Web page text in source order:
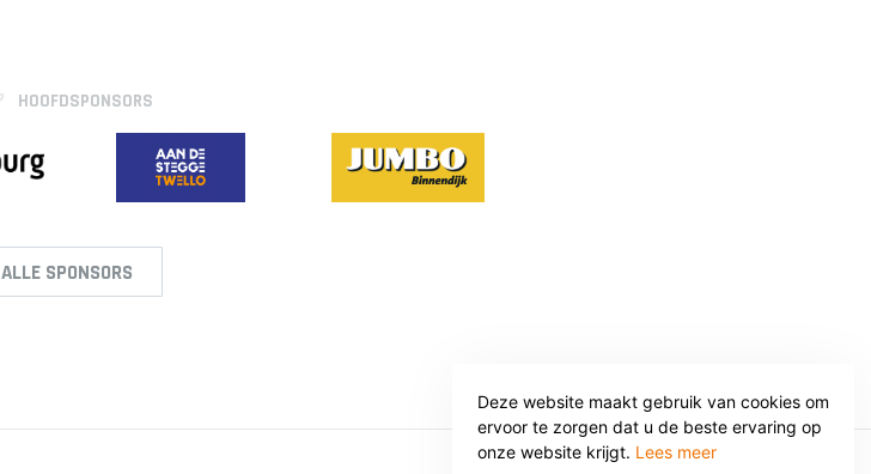
Deze website maakt gebruik van cookies om
ervoor te zorgen dat u de beste ervaring op
onze website krijgt. Lees meer
HOOFDSPONSORS
ALLE SPONSORS